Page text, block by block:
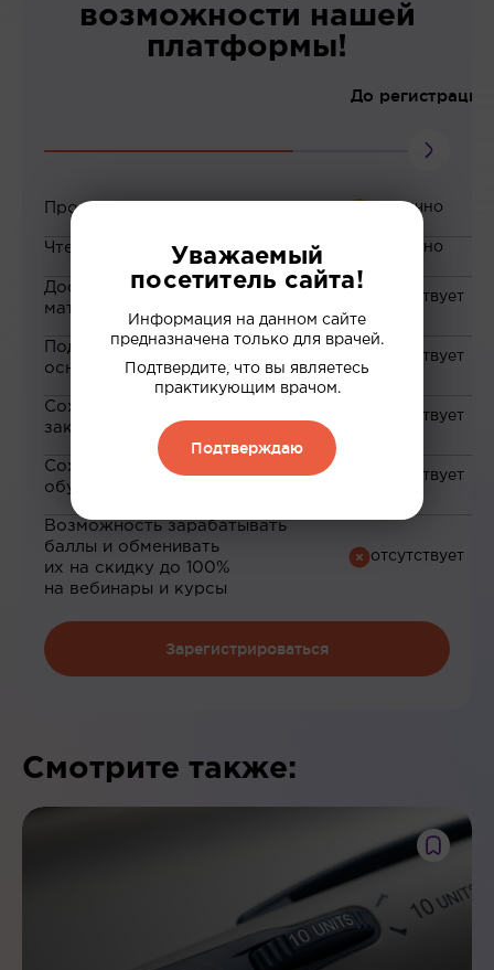
возможности нашей
платформы!
До регистрации
Просмотр вебинаров
Чтение статей
Доступ к закрытым
материалам
Подборка материалов на
основе ваших интересов
Сохранение материалов в
закладки
Сохранение прогресса по
обучению
Возможность зарабатывать
баллы и обменивать
их на скидку до 100%
на вебинары и курсы
Зарегистрироваться
Смотрите также:
Уважаемый
посетитель сайта!
Информация на данном сайте
предназначена только для врачей.
Подтвердите, что вы являетесь
практикующим врачом.
Подтверждаю